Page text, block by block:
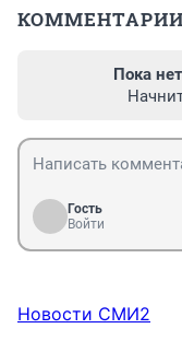
КОММЕНТАРИИ
Пока
Гость
Войти
Новости СМИ2